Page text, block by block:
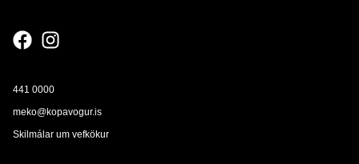
441 0000
meko@kopavogur.is
Skilmálar um vefkökur